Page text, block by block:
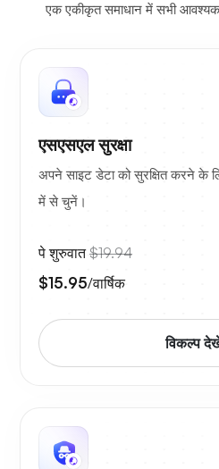
एक एकीकृत समाधान में सभी
एसएसएल सुरक्षा
अपने साइट डेटा को सुरक्षित करने के
में से चुनें।
पे शुरुवात$19.94
$15.95/वार्षिक
विकल्प